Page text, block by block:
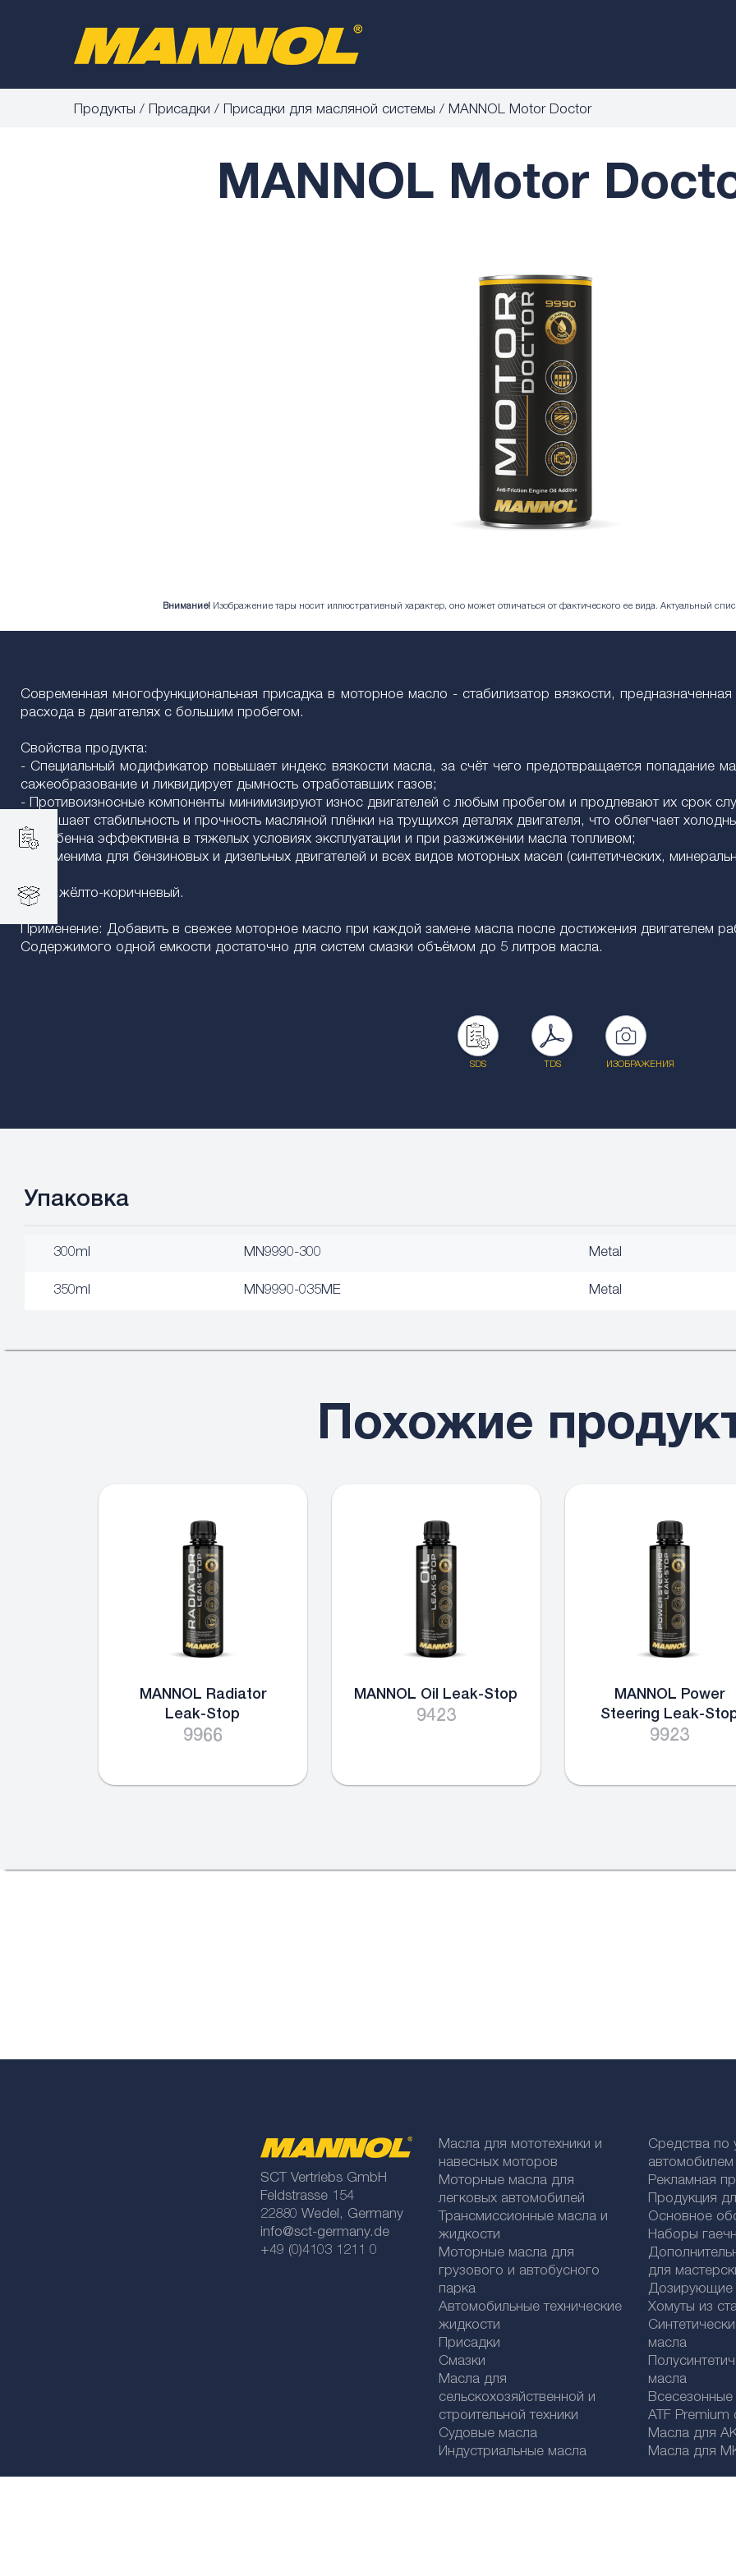
Продукты Присадки Присадки для масляной системы MANNOL Motor Doctor
MANNOL Motor
Внимание! Изображение тары носит иллюстративный характер, оно может отличаться от фактического ее вида. Актуальный
Современная многофункциональная присадка в моторное масло - стабилизатор вязкости,
расхода в двигателях с большим пробегом.
Свойства продукта:
- Специальный модификатор повышает индекс вязкости масла, за счёт чего предотвращается попадание
сажеобразование и ликвидирует дымность отработавших газов;
- Противоизносные компоненты минимизируют износ двигателей с любым пробегом и продлевают их срок
- Улучшает стабильность и прочность масляной плёнки на трущихся деталях двигателя, что облегчает
- Особенна эффективна в тяжелых условиях эксплуатации и при разжижении масла топливом;
- Применима для бензиновых и дизельных двигателей и всех видов моторных масел (синтетических,
Цвет: жёлто-коричневый.
Применение: Добавить в свежее моторное масло при каждой замене масла поcле достижения двигателем
Содержимого одной емкости достаточно для систем смазки объёмом до 5 литров масла.
SDS TDS ИЗОБРАЖЕНИЯ
Упаковка
300ml MN9990-300 Metal
350ml MN9990-035ME Metal
Похожие
MANNOL Radiator
Leak-Stop
9966
MANNOL Oil Leak-Stop
9423
MANNOL Power
Steering Leak-
9923
SCT Vertriebs GmbH
Feldstrasse 154
22880 Wedel, Germany
info@sct-germany.de
+49 (0)4103 1211 0
Масла для мототехники и
навесных моторов
Моторные масла для
легковых автомобилей
Трансмиссионные масла и
жидкости
Моторные масла для
грузового и автобусного
парка
Автомобильные технические
жидкости
Присадки
Смазки
Масла для
сельскохозяйственной и
строительной техники
Судовые масла
Индустриальные масла
Средства по
автомобилем
Рекламная
Продукция
Основное
Наборы
для
Дозирующие
Хомуты из
масла
масла
ATF Premium
Масла для
Масла для